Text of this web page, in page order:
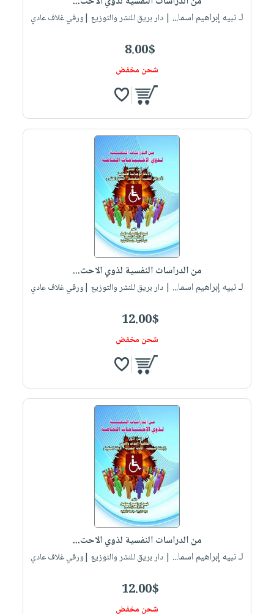
لـ نبيه إبراهيم اسما... | دار بريق للنشر والتوزيع |ورقي غلاف عادي
8.00$
شحن مخفض
من الدراسات النفسية لذوي الاحت...
لـ نبيه إبراهيم اسما... | دار بريق للنشر والتوزيع |ورقي غلاف عادي
12.00$
شحن مخفض
من الدراسات النفسية لذوي الاحت...
لـ نبيه إبراهيم اسما... | دار بريق للنشر والتوزيع |ورقي غلاف عادي
12.00$
شحن مخفض